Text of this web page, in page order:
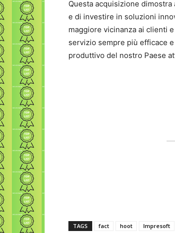
Questa acquisizione
e di investire in soluzioni
maggiore vicinanza ai clienti
servizio sempre più efficace
produttivo del nostro Paese
TAGS fact hoot Impresoft